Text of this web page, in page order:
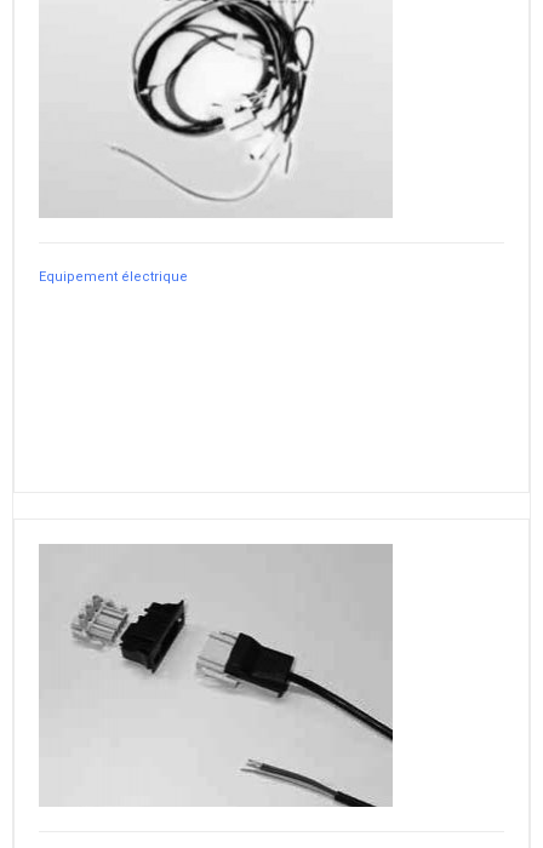
Equipement électrique